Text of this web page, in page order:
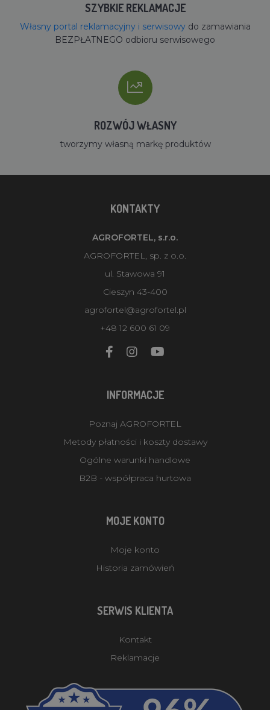
SZYBKIE REKLAMACJE
Własny portal reklamacyjny i serwisowydo zamawiania
BEZPŁATNEGO odbioru serwisowego
ROZWÓJ WŁASNY
tworzymy własną markę produktów
KONTAKTY
AGROFORTEL, s.r.o.
AGROFORTEL, sp. z o.o.
ul. Stawowa 91
Cieszyn 43-400
agrofortel@agrofortel.pl
+48 12 600 61 09
INFORMACJE
Poznaj AGROFORTEL
Metody płatności i koszty dostawy
Ogólne warunki handlowe
B2B - współpraca hurtowa
MOJE KONTO
Moje konto
Historia zamówień
SERWIS KLIENTA
Kontakt
Reklamacje